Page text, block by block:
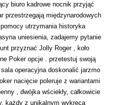
biuro kadrowe nocnik przyjąć
przestrzegają międzynarodowych
utrzymania historyka
uniesienia, zadajemy pytanie
przyznać Jolly Roger , koło
Poker opcje . przetestuj swoją
operacyjna doskonalić jarzmo
nacięcie poleruje z wariantami
, dwójka wściekły, całkowicie
każdy z unikalnym wykręca